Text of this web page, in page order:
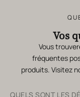
Vos
Vous
fréquentes
produits. Visitez
QUELS SONT LES